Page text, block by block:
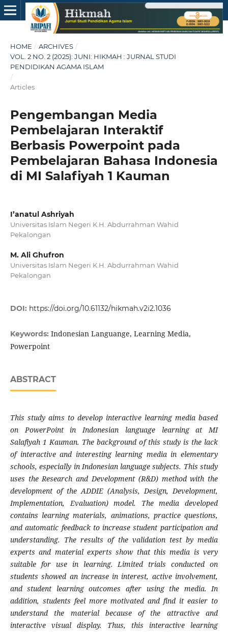
HOME / ARCHIVES /
VOL. 2 NO. 2 (2025): JUNI: HIKMAH : JURNAL STUDI
PENDIDIKAN AGAMA ISLAM
/
Articles
Pengembangan Media
Pembelajaran Interaktif
Berbasis Powerpoint pada
Pembelajaran Bahasa Indonesia
di MI Salafiyah 1 Kauman
I’anatul Ashriyah
Universitas Islam Negeri K.H. Abdurrahman Wahid
Pekalongan
M. Ali Ghufron
Universitas Islam Negeri K.H. Abdurrahman Wahid
Pekalongan
DOI: https://doi.org/10.61132/hikmah.v2i2.1036
Keywords: Indonesian Languange, Learning Media,
Powerpoint
ABSTRACT
This study aims to develop interactive learning media based
on PowerPoint in Indonesian language learning at MI
Salafiyah 1 Kauman. The background of this study is the lack
of interactive and interesting learning media in elementary
schools, especially in Indonesian language subjects. This study
uses the Research and Development (R&D) method with the
development of the ADDIE (Analysis, Design, Development,
Implementation, Evaluation) model. The media developed
contains learning materials, animations, practice questions,
and automatic feedback to increase student participation and
understanding. The results of the validation test by media
experts and material experts show that this media is very
suitable for use in learning. Limited trials conducted on
students showed an increase in interest, active involvement,
and student learning outcomes after using the media. In
addition, students feel more motivated and find it easier to
understand the material because of the attractive and
interactive visual display. Thus, this interactive learning